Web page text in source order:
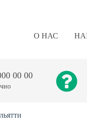
О НАС
00 00